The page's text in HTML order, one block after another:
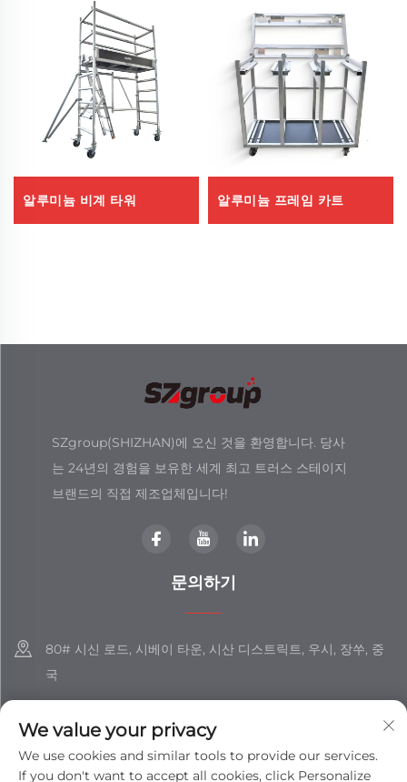
알루미늄 비계 타워 알루미늄 프레임 카트
SZgroup(SHIZHAN)에 오신 것을 환영합니다. 당사
는 24년의 경험을 보유한 세계 최고 트러스 스테이지
브랜드의 직접 제조업체입니다!
문의하기
80# 시신 로드, 시베이 타운, 시산 디스트릭트, 우시, 장쑤, 중
국
[email protected]
We value your privacy
We use cookies and similar tools to provide our services.
If you don't want to accept all cookies, click Personalize